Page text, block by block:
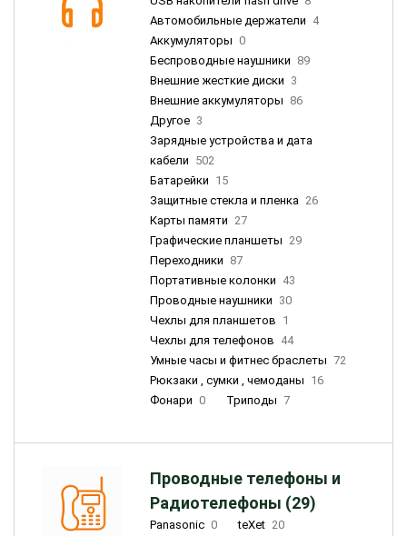
Автомобильные держатели 4
Аккумуляторы 0
Беспроводные наушники 89
Внешние жесткие диски 3
Внешние аккумуляторы 86
Другое 3
Зарядные устройства и дата
кабели 502
Батарейки 15
Защитные стекла и пленка 26
Карты памяти 27
Графические планшеты 29
Переходники 87
Портативные колонки 43
Проводные наушники 30
Чехлы для планшетов 1
Чехлы для телефонов 44
Умные часы и фитнес браслеты 72
Рюкзаки , сумки , чемоданы 16
Фонари 0 Триподы 7
Проводные телефоны и
Радиотелефоны (29)
Panasonic 0 teXet 20